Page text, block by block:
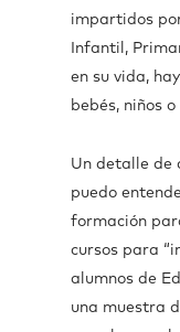
impartidos
Infantil,
en su vida,
bebés, niños
Un detalle de
puedo
formación
cursos para
alumnos de
una muestra